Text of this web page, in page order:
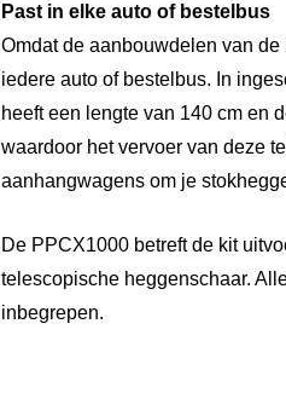
Past in elke auto of bestelbus
Omdat de aanbouwdelen van
iedere auto of bestelbus. In
heeft een lengte van 140 cm en
waardoor het vervoer van deze
aanhangwagens om je
De PPCX1000 betreft de kit
telescopische heggenschaar.
inbegrepen.